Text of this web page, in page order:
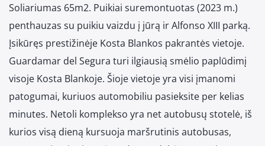
Soliariumas 65m2. Puikiai suremontuotas (2023 m.)
penthauzas su puikiu vaizdu į jūrą ir Alfonso XIII parką.
Įsikūręs prestižinėje Kosta Blankos pakrantės vietoje.
Guardamar del Segura turi ilgiausią smėlio paplūdimį
visoje Kosta Blankoje. Šioje vietoje yra visi įmanomi
patogumai, kuriuos automobiliu pasieksite per kelias
minutes. Netoli komplekso yra net autobusų stotelė, iš
kurios visą dieną kursuoja maršrutinis autobusas,